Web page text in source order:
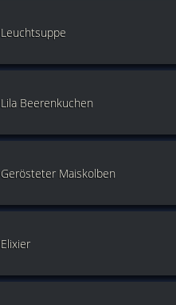
Leuchtsuppe
Lila Beerenkuchen
Gerösteter Maiskolben
Elixier